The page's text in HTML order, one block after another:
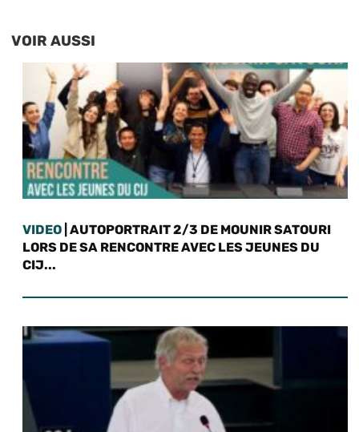
VOIR AUSSI
VIDEO | AUTOPORTRAIT 2/3 DE MOUNIR SATOURI
LORS DE SA RENCONTRE AVEC LES JEUNES DU
CIJ...